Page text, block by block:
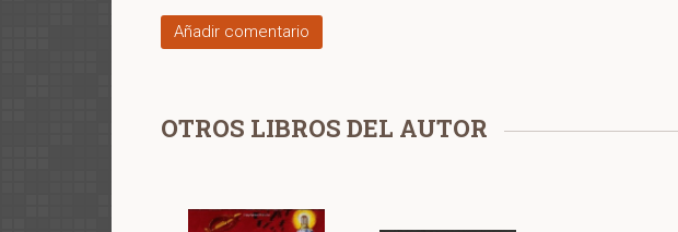
Añadir comentario
OTROS LIBROS DEL AUTOR